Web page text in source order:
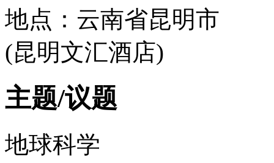
地点：云南省昆明市
(昆明文汇酒店)
主题/议题
地球科学